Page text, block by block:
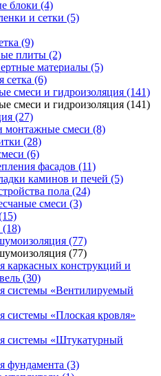
блоки (4)
и сетки (5)
(9)
плиты (2)
материалы (5)
сетка (6)
смеси и гидроизоляция (141)
смеси и гидроизоляция (141)
(27)
монтажные смеси (8)
(28)
(6)
фасадов (11)
каминов и печей (5)
пола (24)
смеси (3)
(77)
(77)
каркасных конструкций и
(30)
системы «Вентилируемый
системы «Плоская кровля»
системы «Штукатурный
фундамента (3)